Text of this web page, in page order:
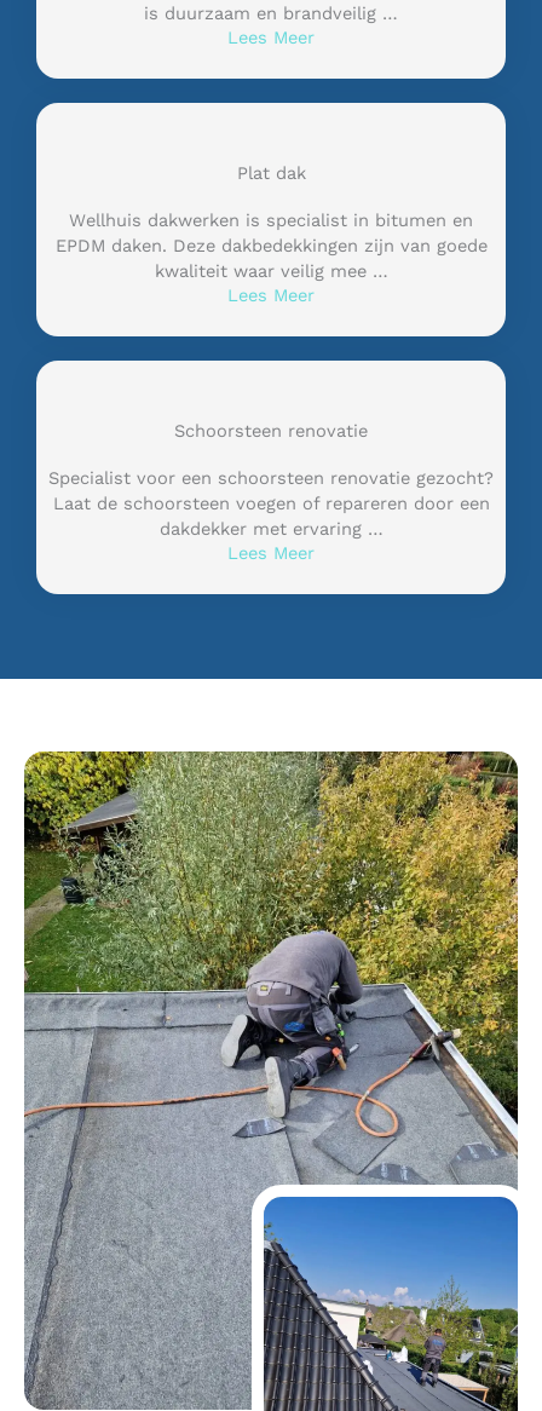
is duurzaam en brandveilig …
Lees Meer
Plat dak
Wellhuis dakwerken is specialist in bitumen en
EPDM daken. Deze dakbedekkingen zijn van goede
kwaliteit waar veilig mee …
Lees Meer
Schoorsteen renovatie
Specialist voor een schoorsteen renovatie gezocht?
Laat de schoorsteen voegen of repareren door een
dakdekker met ervaring …
Lees Meer